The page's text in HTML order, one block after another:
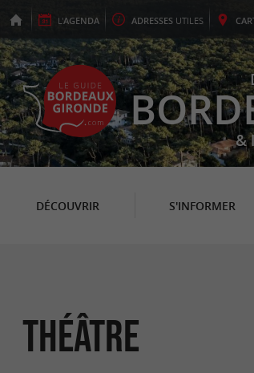
L'AGENDA ADRESSES UTILES
&
DÉCOUVRIR S'INFORMER
Théâtre